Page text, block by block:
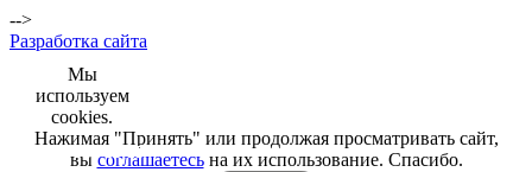
+7 (812) 942-00-99
+7 (812) 918-80-40
+7 (812) 926-86-86
-->
Разработка сайта
Мы
используем
cookies.
Нажимая "Принять" или продолжая просматривать сайт,
вы соглашаетесьна их использование. Спасибо.